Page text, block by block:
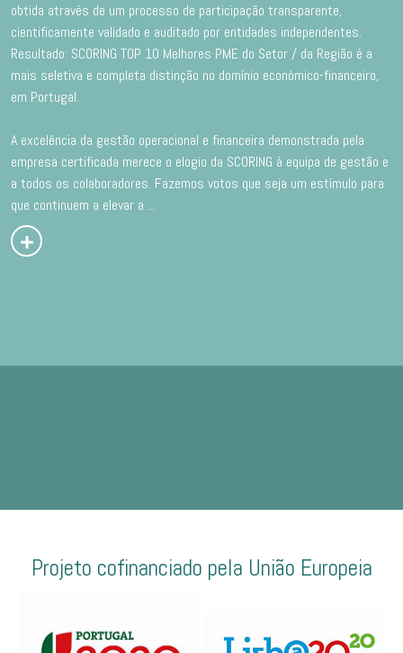
obtida através de um processo de participação transparente,
cientificamente validado e auditado por entidades independentes.
Resultado: SCORING TOP 10 Melhores PME do Setor / da Região é a
mais seletiva e completa distinção no domínio económico-financeiro,
em Portugal.
A excelência da gestão operacional e financeira demonstrada pela
empresa certificada merece o elogio da SCORING à equipa de gestão e
a todos os colaboradores. Fazemos votos que seja um estímulo para
que continuem a elevar a ...
Projeto cofinanciado pela União Europeia